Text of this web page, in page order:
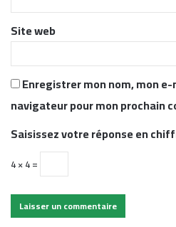
*
Site web
Enregistrer mon nom, mon
navigateur pour mon prochain
Saisissez votre réponse en
4 × 4 =